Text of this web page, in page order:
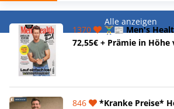
Alle anzeigen
1370
🏋️‍♂️📰 Men's
72,55€ + Prämie in Höhe
846
*Kranke Preise*